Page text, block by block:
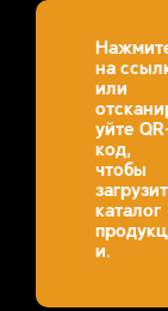
на
или
уйте
код,
чтобы
каталог
и.